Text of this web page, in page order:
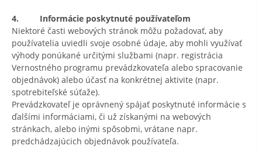
4. Informácie poskytnuté používateľom
Niektoré časti webových stránok môžu požadovať, aby
používatelia uviedli svoje osobné údaje, aby mohli využívať
výhody ponúkané určitými službami (napr. registrácia
Vernostného programu prevádzkovateľa alebo spracovanie
objednávok) alebo účasť na konkrétnej aktivite (napr.
spotrebiteľské súťaže).
Prevádzkovateľ je oprávnený spájať poskytnuté informácie s
ďalšími informáciami, či už získanými na webových
stránkach, alebo inými spôsobmi, vrátane napr.
predchádzajúcich objednávok používateľa.